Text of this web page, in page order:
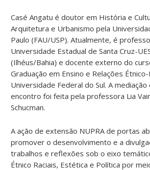
Casé Angatu é doutor em História e
Arquitetura e Urbanismo pela
Paulo (FAU/USP). Atualmente, é
Universidade Estadual de Santa Cruz-
(Ilhéus/Bahia) e docente externo do
Graduação em Ensino e Relações Étnico-
Universidade Federal do Sul. A mediação
encontro foi feita pela professora Lia
Schucman.
A ação de extensão NUPRA de portas
promover o desenvolvimento e a
trabalhos e reflexões sob o eixo
Étnico Raciais, Estética e Política por